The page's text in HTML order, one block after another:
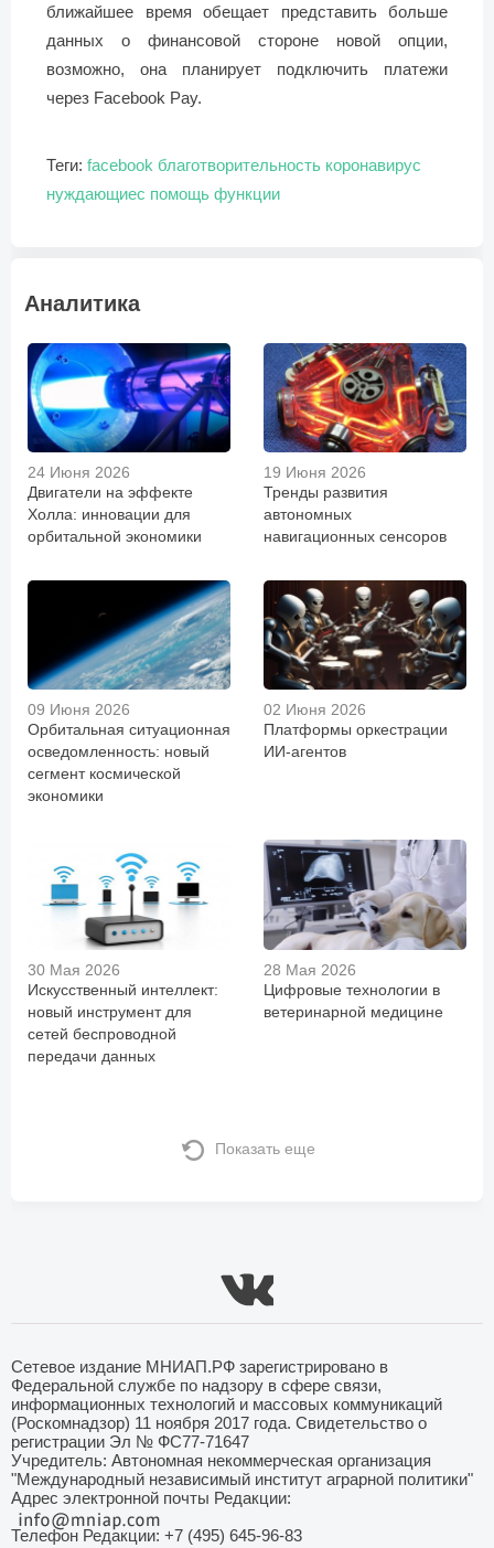
ближайшее время обещает представить больше
данных о финансовой стороне новой опции,
возможно, она планирует подключить платежи
через Facebook Pay.
Теги: facebook благотворительность коронавирус
нуждающиес помощь функции
Аналитика
24 Июня 2026
Двигатели на эффекте
Холла: инновации для
орбитальной экономики
19 Июня 2026
Тренды развития
автономных
навигационных сенсоров
09 Июня 2026
Орбитальная ситуационная
осведомленность: новый
сегмент космической
экономики
02 Июня 2026
Платформы оркестрации
ИИ-агентов
30 Мая 2026
Искусственный интеллект:
новый инструмент для
сетей беспроводной
передачи данных
28 Мая 2026
Цифровые технологии в
ветеринарной медицине
Показать еще
Сетевое издание МНИАП.РФ зарегистрировано в
Федеральной службе по надзору в сфере связи,
информационных технологий и массовых коммуникаций
(Роскомнадзор) 11 ноября 2017 года. Свидетельство о
регистрации Эл № ФС77-71647
Учредитель: Автономная некоммерческая организация
"Международный независимый институт аграрной политики"
Адрес электронной почты Редакции:
Телефон Редакции: +7 (495) 645-96-83